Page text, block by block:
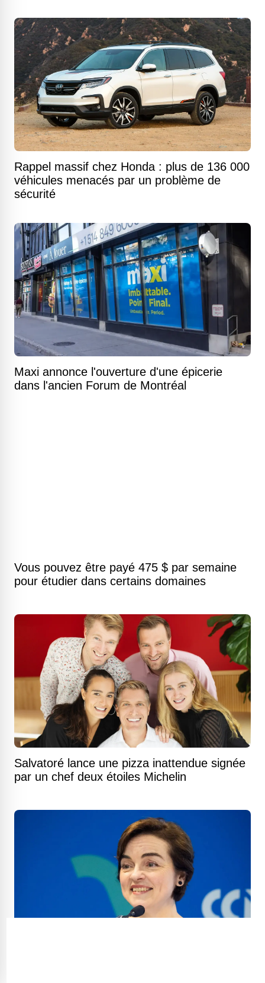
Rappel massif chez Honda : plus de 136 000
véhicules menacés par un problème de
sécurité
Maxi annonce l'ouverture d'une épicerie
dans l'ancien Forum de Montréal
Vous pouvez être payé 475 $ par semaine
pour étudier dans certains domaines
Salvatoré lance une pizza inattendue signée
par un chef deux étoiles Michelin